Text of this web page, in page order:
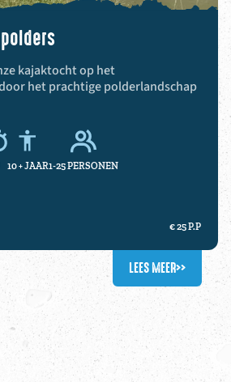
kajaktocht op het
het prachtige polderlandschap
10 +JAAR1-25 PERSONEN
€ 25 P.P
LEES MEER>>